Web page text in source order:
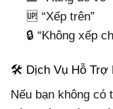
🆙 “Xếp trên”
🔒 “Không xếp
🛠️ Dịch Vụ Hỗ Trợ
Nếu bạn không có